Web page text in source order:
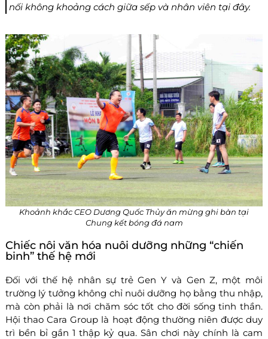
nối không khoảng cách giữa sếp và nhân viên tại đây.
Khoảnh khắc CEO Dương Quốc Thủy ăn mừng ghi bàn tại
Chung kết bóng đá nam
Chiếc nôi văn hóa nuôi dưỡng những “chiến
binh” thế hệ mới
Đối với thế hệ nhân sự trẻ Gen Y và Gen Z, một môi
trường lý tưởng không chỉ nuôi dưỡng họ bằng thu nhập,
mà còn phải là nơi chăm sóc tốt cho đời sống tinh thần.
Hội thao Cara Group là hoạt động thường niên được duy
trì bền bỉ gần 1 thập kỷ qua. Sân chơi này chính là cam